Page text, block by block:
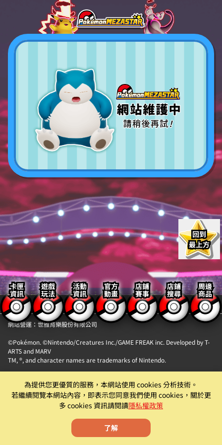
卡匣
資訊
遊戲
玩法
活動
資訊
官方
動畫
店鋪
賽事
店鋪
搜尋
周邊
商品
回到
最上方
【隱私權政策】 【聯絡我們】
網站營運：世雅育樂股份有限公司
©Pokémon. ©Nintendo/Creatures Inc./GAME FREAK inc. Developed by T-
ARTS and MARV
TM, ®, and character names are trademarks of Nintendo.
自動販賣機』卡片商品販售服務之自動販賣機。
遊戲僅為附屬功能。原廠及代理商均有權就該遊戲為內容調整、更新、優化或
下架等機具營運相關行為。
為提供您更優質的服務，本網站使用 cookies 分析技術。
若繼續閱覽本網站內容，即表示您同意我們使用 cookies，關於更
多 cookies 資訊請閱讀隱私權政策
了解